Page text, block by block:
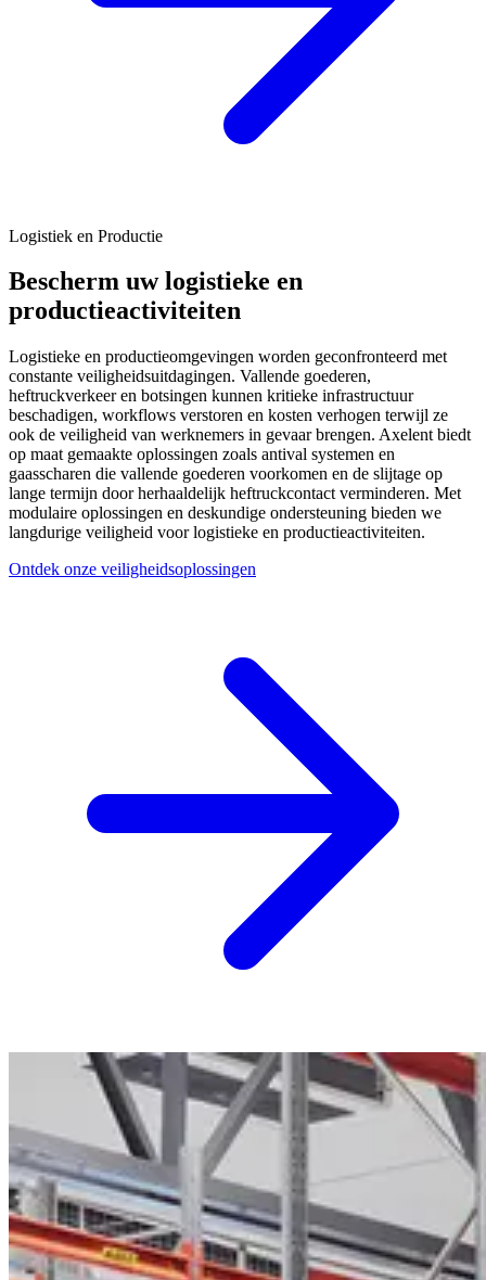
Logistiek en Productie
Bescherm uw logistieke en
productieactiviteiten
Logistieke en productieomgevingen worden geconfronteerd met
constante veiligheidsuitdagingen. Vallende goederen,
heftruckverkeer en botsingen kunnen kritieke infrastructuur
beschadigen, workflows verstoren en kosten verhogen terwijl ze
ook de veiligheid van werknemers in gevaar brengen. Axelent biedt
op maat gemaakte oplossingen zoals antival systemen en
gaasscharen die vallende goederen voorkomen en de slijtage op
lange termijn door herhaaldelijk heftruckcontact verminderen. Met
modulaire oplossingen en deskundige ondersteuning bieden we
langdurige veiligheid voor logistieke en productieactiviteiten.
Ontdek onze veiligheidsoplossingen